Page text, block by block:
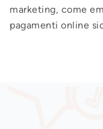
marketing, come
pagamenti online